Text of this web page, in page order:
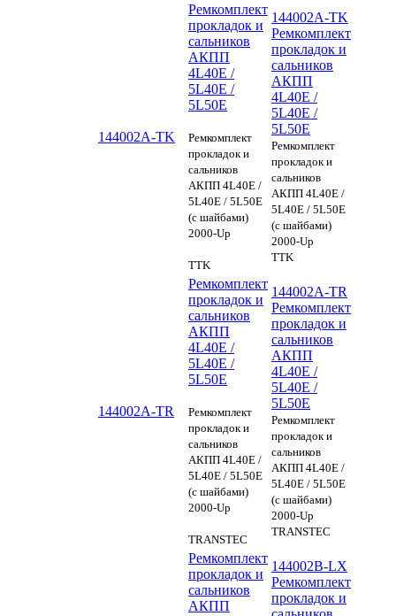
144002A-TK
Ремкомплект
прокладок и
сальников
АКПП
4L40E /
5L40E /
5L50E
Ремкомплект
прокладок и
сальников
АКПП 4L40E /
5L40E / 5L50E
(c шайбами)
2000-Up
TTK
144002A-TK
Ремкомплект
прокладок и
сальников
АКПП
4L40E /
5L40E /
5L50E
Ремкомплект
прокладок и
сальников
АКПП 4L40E /
5L40E / 5L50E
(c шайбами)
2000-Up
TTK
144002A-TR
Ремкомплект
прокладок и
сальников
АКПП
4L40E /
5L40E /
5L50E
Ремкомплект
прокладок и
сальников
АКПП 4L40E /
5L40E / 5L50E
(c шайбами)
2000-Up
TRANSTEC
144002A-TR
Ремкомплект
прокладок и
сальников
АКПП
4L40E /
5L40E /
5L50E
Ремкомплект
прокладок и
сальников
АКПП 4L40E /
5L40E / 5L50E
(c шайбами)
2000-Up
TRANSTEC
Ремкомплект
прокладок и
сальников
АКПП
144002B-LX
Ремкомплект
прокладок и